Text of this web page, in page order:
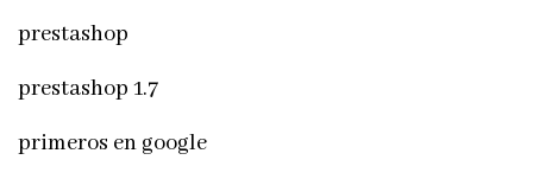
prestashop
prestashop 1.7
primeros en google